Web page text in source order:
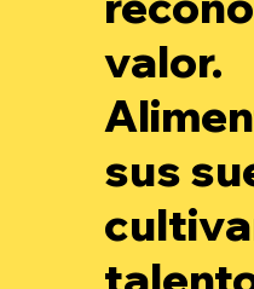
valor.
sus